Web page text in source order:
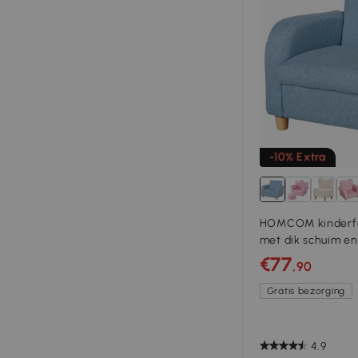
-10% Extra
HOMCOM
met dik schuim
kinderbankstoel
pootjes voor 3-6
linnen schuim
€77,90
Gratis bezorging
4.9